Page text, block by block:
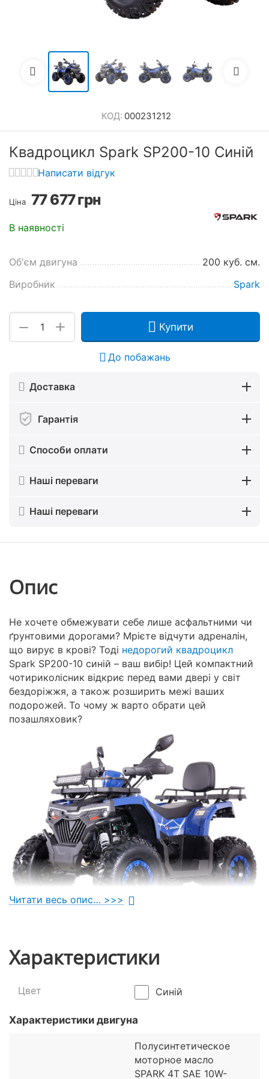
КОД: 000231212
Квадроцикл Spark SP200-10 Синій
Написати відгук
Ціна 77 677грн
В наявності
Об'єм двигуна
200 куб. см.
Виробник
Spark
+
− Купити
До побажань
Доставка
Гарантія
Способи оплати
Наші переваги
Наші переваги
Опис
Не хочете обмежувати себе лише асфальтними чи
ґрунтовими дорогами? Мрієте відчути адреналін,
що вирує в крові? Тоді недорогий квадроцикл
Spark SP200-10 синій – ваш вибір! Цей компактний
чотириколісник відкриє перед вами двері у світ
бездоріжжя, а також розширить межі ваших
подорожей. То чому ж варто обрати цей
позашляховик?
Можливості квадроцикла Spark
SP200-10
Мотовсюдихід СП200-10 – прогулянковий
бездоріжжям, активного відпочинку та дрібних
кубовий тяговий двигун ZHANLU 180, усередині
якого приховано цілих 10 «конячок». Такий мотор
Читати весь опис… >>>
Характеристики
Цвет Синій
Характеристики двигуна
Полусинтетическое
моторное масло
SPARK 4Т SAE 10W-